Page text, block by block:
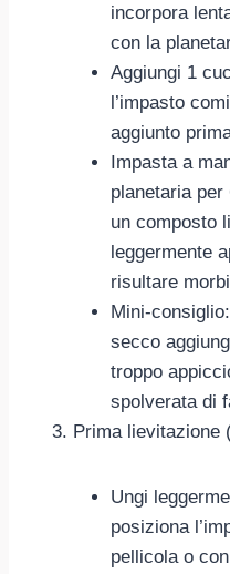
incorpora
con la
Aggiungi 1
l’impasto
aggiunto
Impasta a
planetaria
un composto
leggermente
risultare
Mini-
secco
troppo
spolverata di
Prima lievitazione
Ungi
posiziona
pellicola o